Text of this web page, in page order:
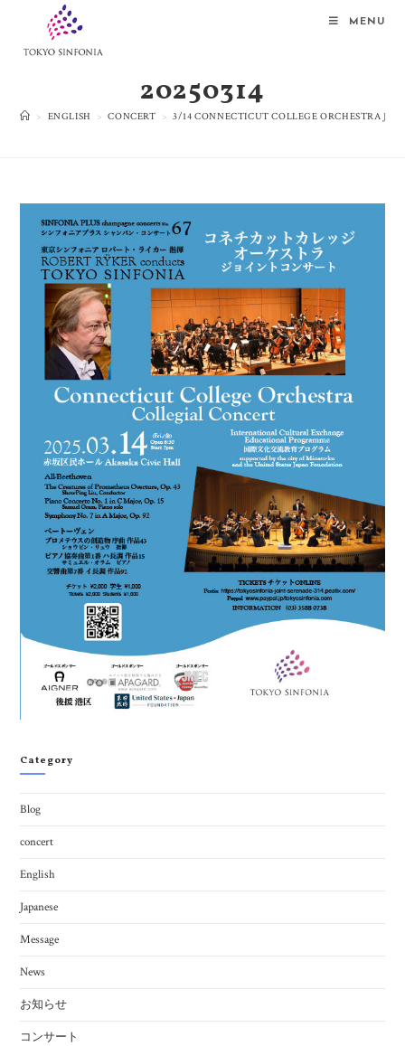
MENU
20250314
> ENGLISH > CONCERT > 3/14 CONNECTICUT COLLEGE ORCHESTRA
Category
Blog
concert
English
Japanese
Message
News
お知らせ
コンサート